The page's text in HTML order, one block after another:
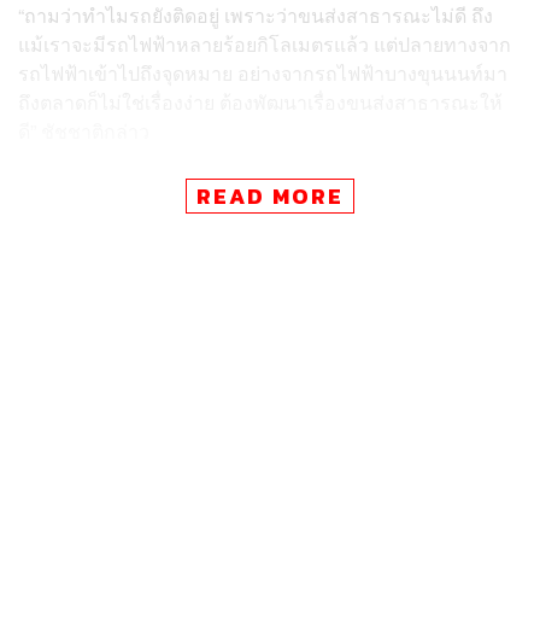
“ถามว่าทำไมรถยังติดอยู่ เพราะว่าขนส่งสาธารณะไม่ดี ถึง
แม้เราจะมีรถไฟฟ้าหลายร้อยกิโลเมตรแล้ว แต่ปลายทางจาก
รถไฟฟ้าเข้าไปถึงจุดหมาย อย่างจากรถไฟฟ้าบางขุนนนท์มา
สำหรับแนวทางแก้ไข ชัชชาติได้เสนอนโยบายผลักดันระบบ
รถไฟฟ้าให้มีราคาเข้าถึงง่าย โดยเล็งจัดทำ ‘ตั๋วเดือน’ ราคา
READ MORE